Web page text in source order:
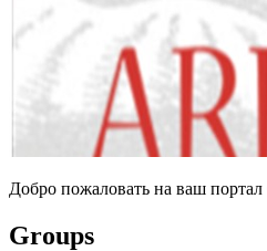
Добро пожаловать на ваш
Groups